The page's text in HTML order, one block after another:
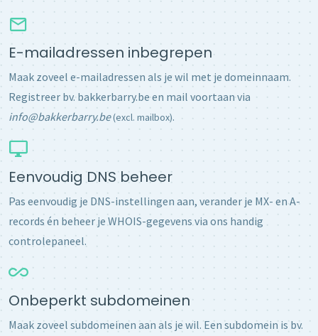
E-mailadressen inbegrepen
Maak zoveel e-mailadressen als je wil met je domeinnaam.
Registreer bv. bakkerbarry.be en mail voortaan via
info@bakkerbarry.be(excl. mailbox).
Eenvoudig DNS beheer
Pas eenvoudig je DNS-instellingen aan, verander je MX- en A-
records én beheer je WHOIS-gegevens via ons handig
controlepaneel.
Onbeperkt subdomeinen
Maak zoveel subdomeinen aan als je wil. Een subdomein is bv.